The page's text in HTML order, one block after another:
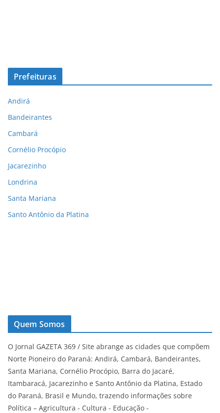
Prefeituras
Andirá
Bandeirantes
Cambará
Cornélio Procópio
Jacarezinho
Londrina
Santa Mariana
Santo Antônio da Platina
Quem Somos
O Jornal GAZETA 369 / Site abrange as cidades que compõem
Norte Pioneiro do Paraná: Andirá, Cambará, Bandeirantes,
Santa Mariana, Cornélio Procópio, Barra do Jacaré,
Itambaracá, Jacarezinho e Santo Antônio da Platina, Estado
do Paraná, Brasil e Mundo, trazendo informações sobre
Política – Agricultura - Cultura - Educação -